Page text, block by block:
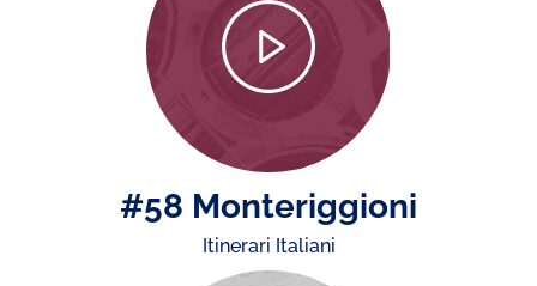
#58 Monteriggioni
Itinerari Italiani